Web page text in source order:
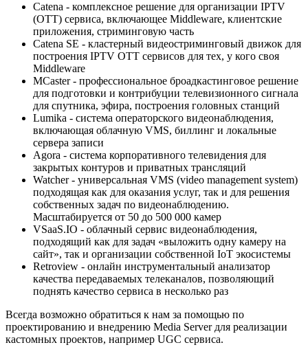
Catena - комплексное решение для организации IPTV
(OTT) сервиса, включающее Middleware, клиентские
приложения, стриминговую часть
Catena SE - кластерный видеостриминговый движок для
построения IPTV OTT сервисов для тех, у кого своя
Middleware
MCaster - профессиональное броадкастинговое решение
для подготовки и контрибуции телевизионного сигнала
для спутника, эфира, построения головных станций
Lumika - система операторского видеонаблюдения,
включающая облачную VMS, биллинг и локальные
сервера записи
Agora - система корпоративного телевидения для
закрытых контуров и приватных трансляций
Watcher - универсальная VMS (video management system)
подходящая как для оказания услуг, так и для решения
собственных задач по видеонаблюдению.
Масштабируется от 50 до 500 000 камер
VSaaS.IO - облачный сервис видеонаблюдения,
подходящий как для задач «выложить одну камеру на
сайт», так и организации собственной IoT экосистемы
Retroview - онлайн инструментальный анализатор
качества передаваемых телеканалов, позволяющий
поднять качество сервиса в несколько раз
Всегда возможно обратиться к нам за помощью по
проектированию и внедрению Media Server для реализации
кастомных проектов, например UGC сервиса.